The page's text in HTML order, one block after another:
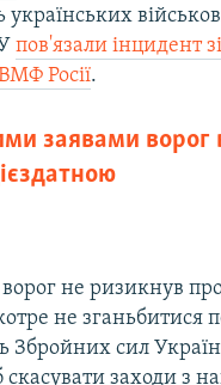
українських
пов'язали інцидент
Росії.
заявами ворог
ворог не ризикнув
не зганьбитися
Збройних сил
заходи з